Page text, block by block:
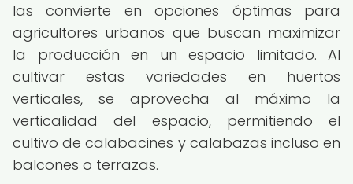
las convierte en opciones óptimas para
agricultores urbanos que buscan maximizar
la producción en un espacio limitado. Al
cultivar estas variedades en huertos
verticales, se aprovecha al máximo la
verticalidad del espacio, permitiendo el
cultivo de calabacines y calabazas incluso en
balcones o terrazas.